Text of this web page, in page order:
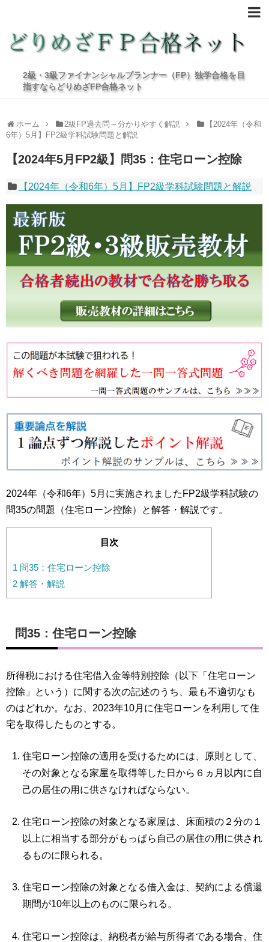
2級・3級ファイナンシャルプランナー（FP）独学合格を目
指すならどりめざFP合格ネット
ホーム 2級FP過去問～分かりやすく解説
【2024年（令和
6年）5月】FP2級学科試験問題と解説
【2024年5月FP2級】問35：住宅ローン控除
【2024年（令和6年）5月】FP2級学科試験問題と解説
2024年（令和6年）5月に実施されましたFP2級学科試験の
問35の問題（住宅ローン控除）と解答・解説です。
目次
1 問35：住宅ローン控除
2 解答・解説
問35：住宅ローン控除
所得税における住宅借入金等特別控除（以下「住宅ローン
控除」という）に関する次の記述のうち、最も不適切なも
のはどれか。なお、2023年10月に住宅ローンを利用して住
宅を取得したものとする。
住宅ローン控除の適用を受けるためには、原則として、
その対象となる家屋を取得等した日から６ヵ月以内に自
己の居住の用に供さなければならない。
住宅ローン控除の対象となる家屋は、床面積の２分の１
以上に相当する部分がもっぱら自己の居住の用に供され
るものに限られる。
住宅ローン控除の対象となる借入金は、契約による償還
期間が10年以上のものに限られる。
住宅ローン控除は、納税者が給与所得者である場合、住